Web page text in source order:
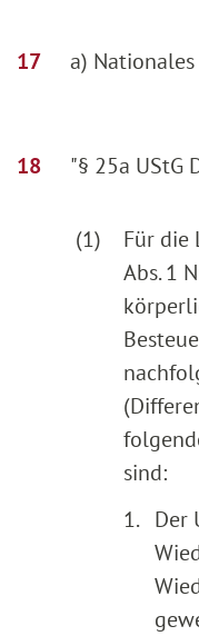
a)
"§ 25a UStG
(1)
Für die
Abs. 1
sind:
1. Der